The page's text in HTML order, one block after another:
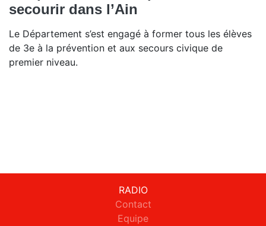
secourir dans l’Ain
Le Département s’est engagé à former tous les élèves
de 3e à la prévention et aux secours civique de
premier niveau.
RADIO
Contact
Equipe